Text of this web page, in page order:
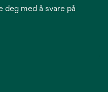
deg med å svare på